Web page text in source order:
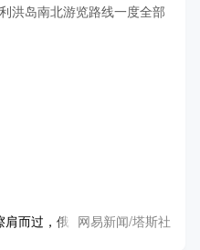
洪岛南北游览路线一度全部
而过，俄外长向中方致哀
网易新闻/塔斯社